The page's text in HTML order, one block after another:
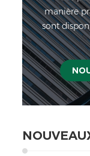
manière
sont